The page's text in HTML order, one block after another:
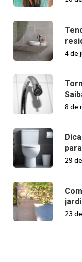
4 de
8 de
29
23